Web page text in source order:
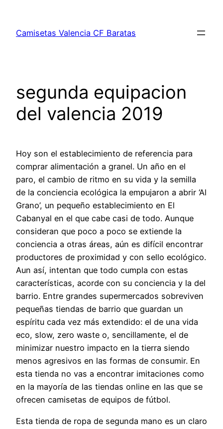
contenido
Camisetas Valencia CF Baratas
segunda equipacion
del valencia 2019
Hoy son el establecimiento de referencia para
comprar alimentación a granel. Un año en el
paro, el cambio de ritmo en su vida y la semilla
de la conciencia ecológica la empujaron a abrir ‘Al
Grano’, un pequeño establecimiento en El
Cabanyal en el que cabe casi de todo. Aunque
consideran que poco a poco se extiende la
conciencia a otras áreas, aún es difícil encontrar
productores de proximidad y con sello ecológico.
Aun así, intentan que todo cumpla con estas
características, acorde con su conciencia y la del
barrio. Entre grandes supermercados sobreviven
pequeñas tiendas de barrio que guardan un
espíritu cada vez más extendido: el de una vida
eco, slow, zero waste o, sencillamente, el de
minimizar nuestro impacto en la tierra siendo
menos agresivos en las formas de consumir. En
esta tienda no vas a encontrar imitaciones como
en la mayoría de las tiendas online en las que se
ofrecen camisetas de equipos de fútbol.
Esta tienda de ropa de segunda mano es un claro